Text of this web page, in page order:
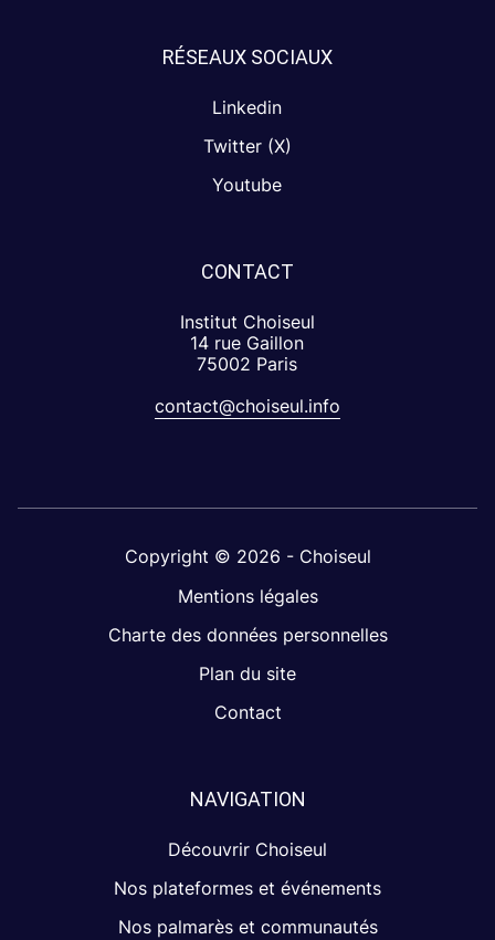
RÉSEAUX SOCIAUX
Linkedin
Twitter (X)
Youtube
CONTACT
Institut Choiseul
14 rue Gaillon
75002 Paris
contact@choiseul.info
Copyright © 2026 - Choiseul
Mentions légales
Charte des données personnelles
Plan du site
Contact
NAVIGATION
Découvrir Choiseul
Nos plateformes et événements
Nos palmarès et communautés